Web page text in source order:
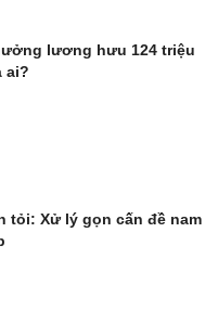
lương hưu 124 triệu
ai?
tỏi: Xử lý gọn cấn đề nam